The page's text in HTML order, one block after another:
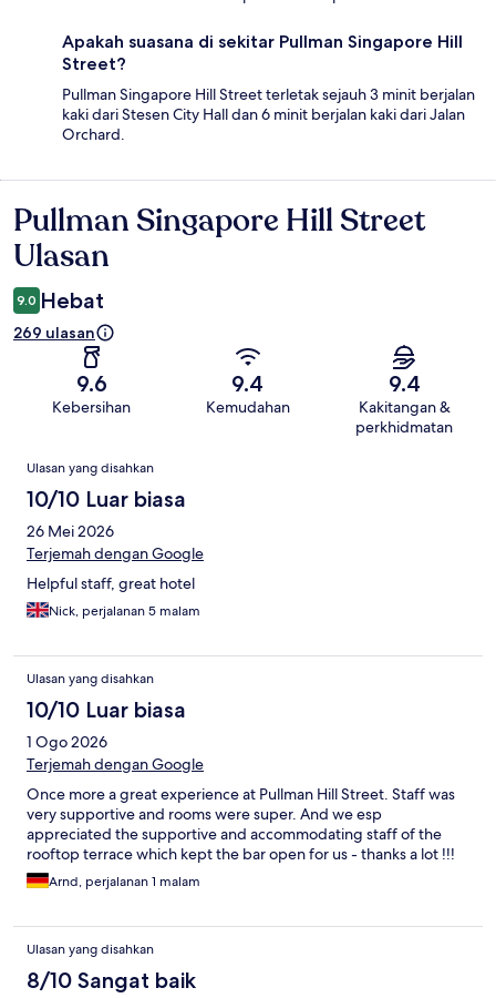
Apakah suasana di sekitar Pullman Singapore Hill
Street?
Pullman Singapore Hill Street terletak sejauh 3 minit berjalan
kaki dari Stesen City Hall dan 6 minit berjalan kaki dari Jalan
Orchard.
Ulasan
Pullman Singapore Hill Street
Ulasan
9.0 Hebat
269 ulasan
9.6
Kebersihan
9.4
Kemudahan
9.4
Kakitangan &
perkhidmatan
Ulasan
Ulasan yang disahkan
10/10 Luar biasa
26 Mei 2026
Terjemah dengan Google
Helpful staff, great hotel
Nick, perjalanan 5 malam
Ulasan yang disahkan
10/10 Luar biasa
1 Ogo 2026
Terjemah dengan Google
Once more a great experience at Pullman Hill Street. Staff was
very supportive and rooms were super. And we esp
appreciated the supportive and accommodating staff of the
rooftop terrace which kept the bar open for us - thanks a lot !!!
Arnd, perjalanan 1 malam
Ulasan yang disahkan
8/10 Sangat baik